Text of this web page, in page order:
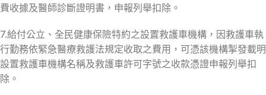
費收據及醫師診斷證明書，申報列舉扣除。
7.給付公立、全民健康保險特約之設置救護車機構，因救護車執
行勤務依緊急醫療救護法規定收取之費用，可憑該機構掣發載明
設置救護車機構名稱及救護車許可字號之收款憑證申報列舉扣
除。